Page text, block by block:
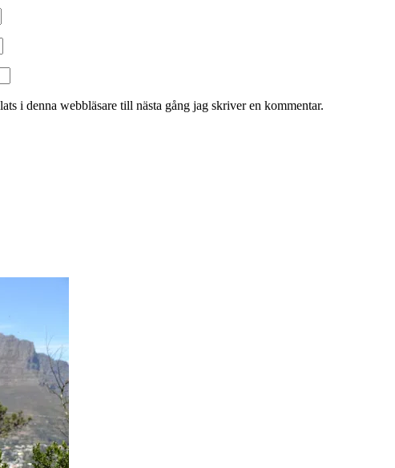
i denna webbläsare till nästa gång jag skriver en kommentar.